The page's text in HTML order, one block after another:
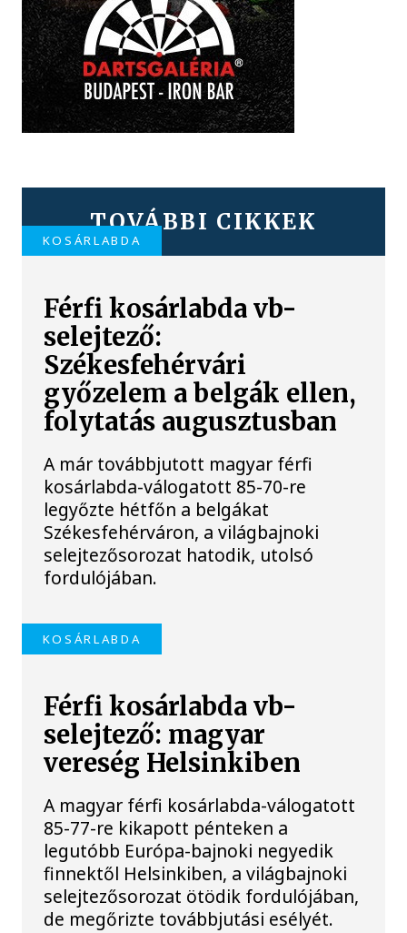
TOVÁBBI CIKKEK
KOSÁRLABDA
Férfi kosárlabda vb-
selejtező:
Székesfehérvári
győzelem a belgák ellen,
folytatás augusztusban
A már továbbjutott magyar férfi
kosárlabda-válogatott 85-70-re
legyőzte hétfőn a belgákat
Székesfehérváron, a világbajnoki
selejtezősorozat hatodik, utolsó
fordulójában.
KOSÁRLABDA
Férfi kosárlabda vb-
selejtező: magyar
vereség Helsinkiben
A magyar férfi kosárlabda-válogatott
85-77-re kikapott pénteken a
legutóbb Európa-bajnoki negyedik
finnektől Helsinkiben, a világbajnoki
selejtezősorozat ötödik fordulójában,
de megőrizte továbbjutási esélyét.